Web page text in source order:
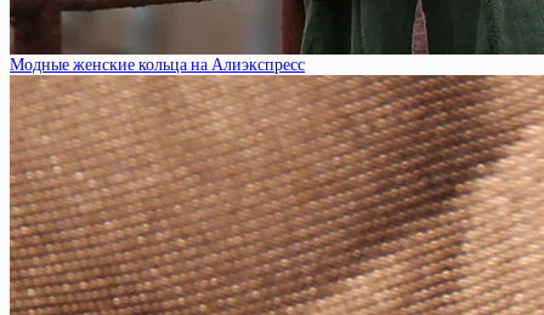
Модные женские кольца на Алиэкспресс